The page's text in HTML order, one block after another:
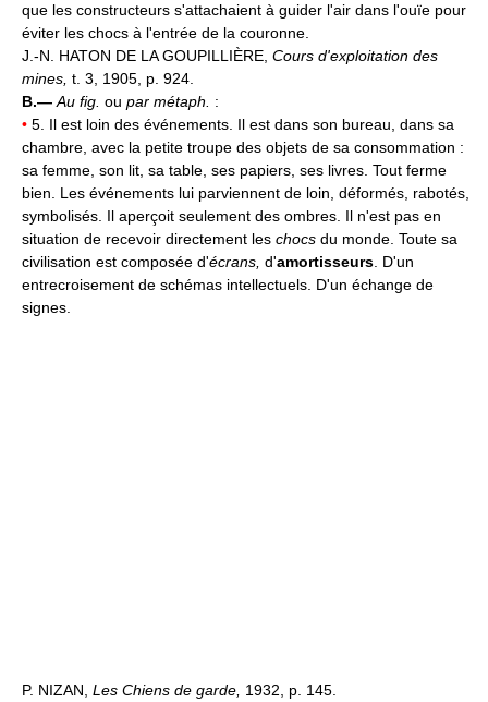
que les constructeurs s'attachaient à guider l'air dans l'ouïe pour
éviter les chocs à l'entrée de la couronne.
J.-N. HATON DE LA GOUPILLIÈRE, Cours d'exploitation des
mines, t. 3, 1905, p. 924.
B.— Au fig. ou par métaph.
:
• 5. Il est loin des événements. Il est dans son bureau, dans sa
chambre, avec la petite troupe des objets de sa consommation :
sa femme, son lit, sa table, ses papiers, ses livres. Tout ferme
bien. Les événements lui parviennent de loin, déformés, rabotés,
symbolisés. Il aperçoit seulement des ombres. Il n'est pas en
situation de recevoir directement les chocs du monde. Toute sa
civilisation est composée d'écrans, d'amortisseurs . D'un
entrecroisement de schémas intellectuels. D'un échange de
signes.
P. NIZAN, Les Chiens de garde, 1932, p. 145.